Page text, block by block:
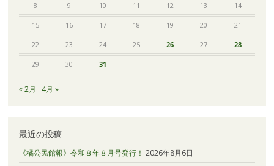
8 9 10 11 12 13 14
15 16 17 18 19 20 21
22 23 24 25 26 27 28
29 30 31
« 2月 4月 »
最近の投稿
《橘公民館報》令和８年８月号発行！ 2026年8月6日